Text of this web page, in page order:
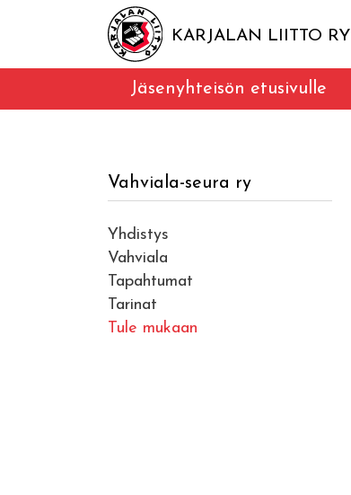
KARJALAN LIITTO RY
Jäsenyhteisön etusivulle
Vahviala-seura ry
Yhdistys
Vahviala
Tapahtumat
Tarinat
Tule mukaan